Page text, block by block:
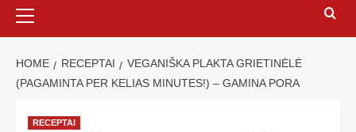
HOME RECEPTAI
VEGANIŠKA PLAKTA GRIETINĖLĖ
(PAGAMINTA PER KELIAS MINUTES!) – GAMINA PORA
RECEPTAI